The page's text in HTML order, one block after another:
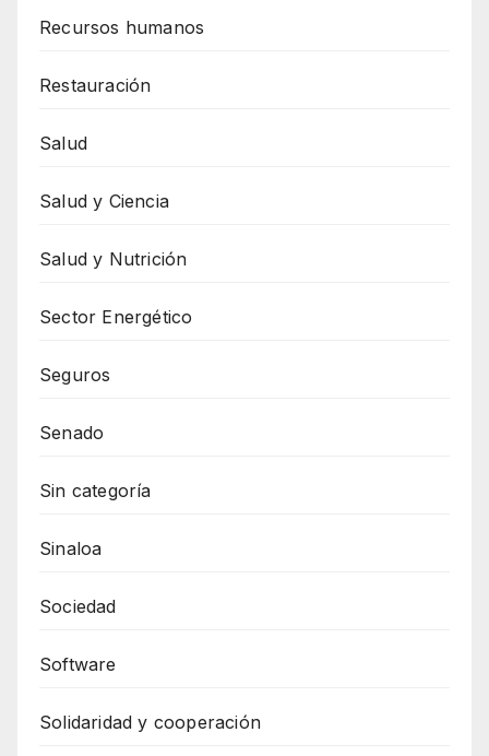
Recursos humanos
Restauración
Salud
Salud y Ciencia
Salud y Nutrición
Sector Energético
Seguros
Senado
Sin categoría
Sinaloa
Sociedad
Software
Solidaridad y cooperación